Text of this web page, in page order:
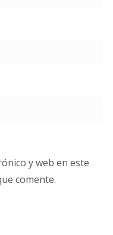
y web en este
comente.